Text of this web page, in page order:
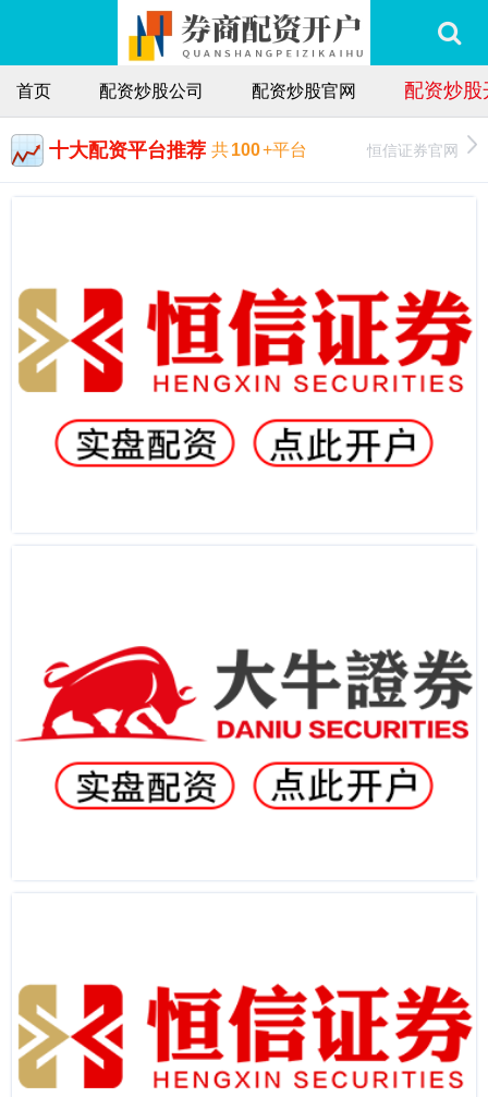
首页 配资炒股公司 配资炒股官网 配资炒
十大配资平台推荐 共100+平台 恒信证券官网